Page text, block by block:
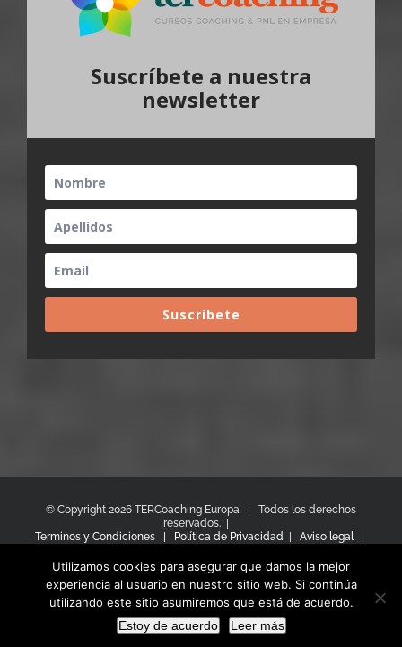
Suscríbete a nuestra
newsletter
Suscríbete
© Copyright 2026 TERCoaching Europa | Todos los derechos
reservados. |
Terminos y Condiciones |
Política de Privacidad Aviso legal
hola@tercoachingeuropa.com |
mariterodriguez@tercoachingeuropa.com
Facebook
X YouTubeLinkedIn
Utilizamos cookies para asegurar que damos la mejor
experiencia al usuario en nuestro sitio web. Si continúa
utilizando este sitio asumiremos que está de acuerdo.
Estoy de acuerdo
Leer más